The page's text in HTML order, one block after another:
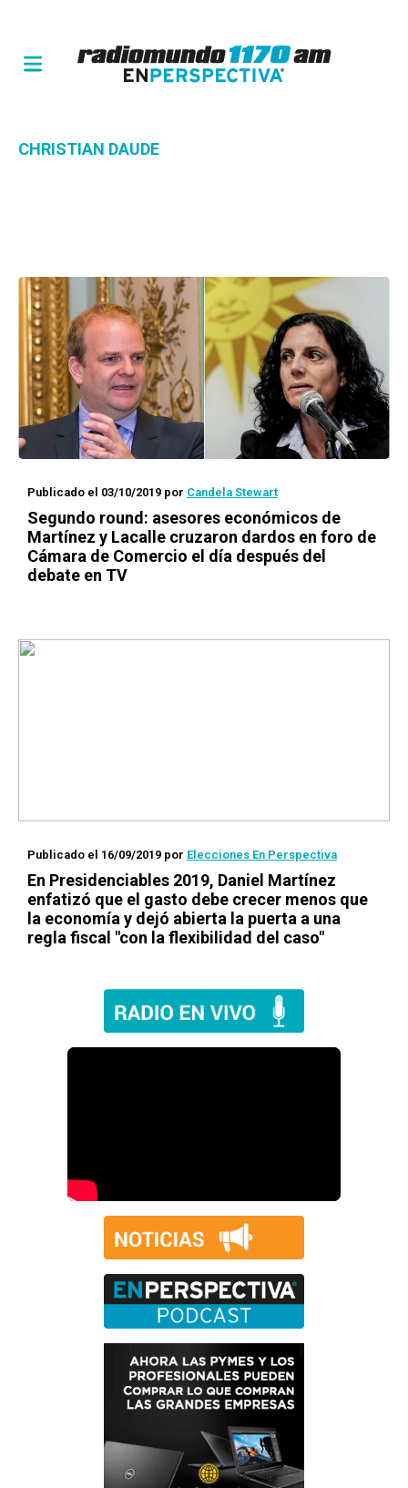
CHRISTIAN DAUDE
Publicado el 03/10/2019 por Candela Stewart
Segundo round: asesores económicos de
Martínez y Lacalle cruzaron dardos en foro de
Cámara de Comercio el día después del
debate en TV
Publicado el 16/09/2019 por Elecciones En Perspectiva
En Presidenciables 2019, Daniel Martínez
enfatizó que el gasto debe crecer menos que
la economía y dejó abierta la puerta a una
regla fiscal "con la flexibilidad del caso"